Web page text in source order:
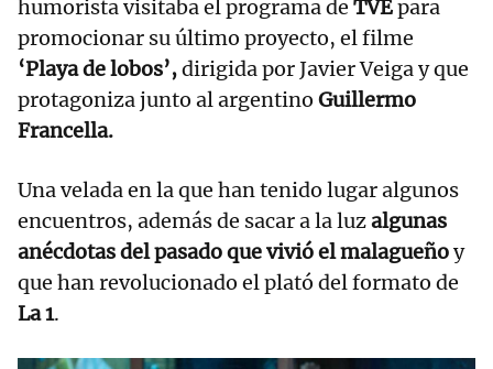
humorista visitaba el programa de TVEpara
promocionar su último proyecto, el filme
‘Playa de lobos’,dirigida por Javier Veiga y que
protagoniza junto al argentino Guillermo
Francella.
Una velada en la que han tenido lugar algunos
encuentros, además de sacar a la luzalgunas
anécdotas del pasado que vivió el malagueñoy
que han revolucionado el plató del formato de
La 1.